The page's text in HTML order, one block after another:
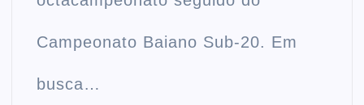
Campeonato Baiano Sub-20. Em
busca…